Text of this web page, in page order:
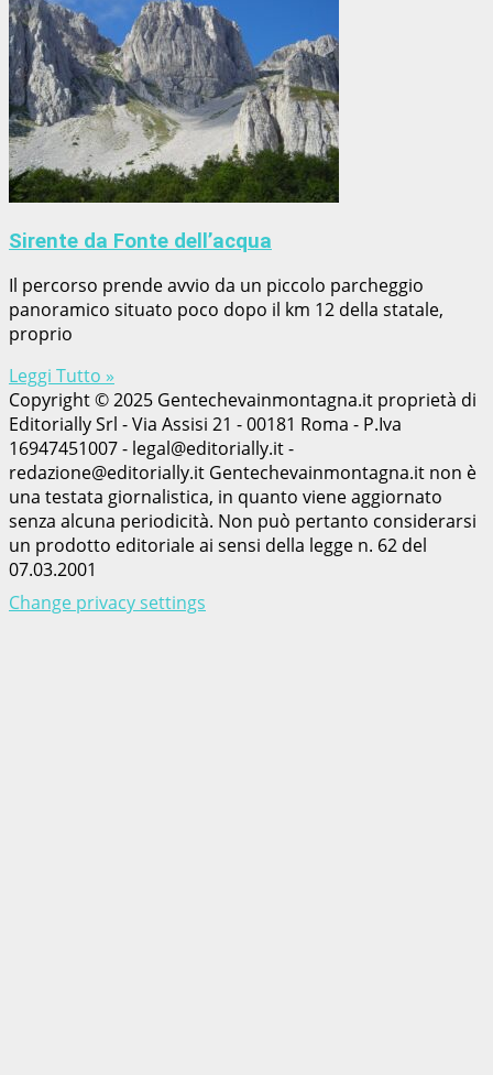
Sirente da Fonte dell’acqua
Il percorso prende avvio da un piccolo parcheggio
panoramico situato poco dopo il km 12 della statale,
proprio
Leggi Tutto »
Copyright © 2025 Gentechevainmontagna.it proprietà di
Editorially Srl - Via Assisi 21 - 00181 Roma - P.Iva
16947451007 - legal@editorially.it -
redazione@editorially.it Gentechevainmontagna.it non è
una testata giornalistica, in quanto viene aggiornato
senza alcuna periodicità. Non può pertanto considerarsi
un prodotto editoriale ai sensi della legge n. 62 del
07.03.2001
Change privacy settings